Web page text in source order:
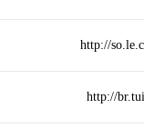
http://
http://